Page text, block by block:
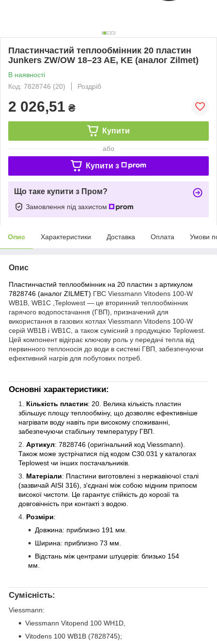
Пластинчастий теплообмінник 20 пластин
Junkers ZW/OW 18–23 AE, KE (аналог Zilmet)
В наявності
Код: 7828746 (20)
Роздріб
2 026,51 ₴
Купити
або
Купити з
Що таке купити з Пром?
Замовлення під захистом
Опис Характеристики Доставка Оплата Умови
Опис
Пластинчастий теплообмінник на 20 пластин з артикулом
7828746 (аналог ZILMET) ГВС Viessmann Vitodens 100-W
WB1B, WB1C ,Teplowest — це вторинний теплообмінник
гарячого водопостачання (ГВП), призначений для
використання в газових котлах Viessmann Vitodens 100-W
серій WB1B і WB1C, а також сумісний з продукцією Teplowest.
Цей компонент відіграє ключову роль у передачі тепла від
первинного теплоносія до води в системі ГВП, забезпечуючи
ефективний нагрів для побутових потреб.
Основні характеристики:
Кількість пластин: 20. Велика кількість пластин
збільшує площу теплообміну, що дозволяє ефективніше
нагрівати воду навіть при високому споживанні,
забезпечуючи стабільну температуру ГВП.
Артикул: 7828746 (оригінальний код Viessmann).
Також може зустрічатися під кодом C30.031 у каталогах
Teplowest чи інших постачальників.
Матеріали: Пластини виготовлені з нержавіючої сталі
(зазвичай AISI 316), з'єднані між собою мідним припоєм
високої чистоти. Це гарантує стійкість до корозії та
довговічність при контакті з водою.
Розміри:
Довжина: приблизно 191 мм.
Ширина: приблизно 73 мм.
Відстань між центрами штуцерів: близько 154
мм.
Сумісність:
Viessmann:
Viessmann Vitopend 100 WH1D,
Vitodens 100 WB1B (7828745);